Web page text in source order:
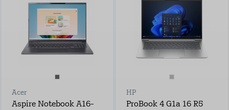
Acer
Aspire Notebook A16-
HP
ProBook 4 G1a 16 R5